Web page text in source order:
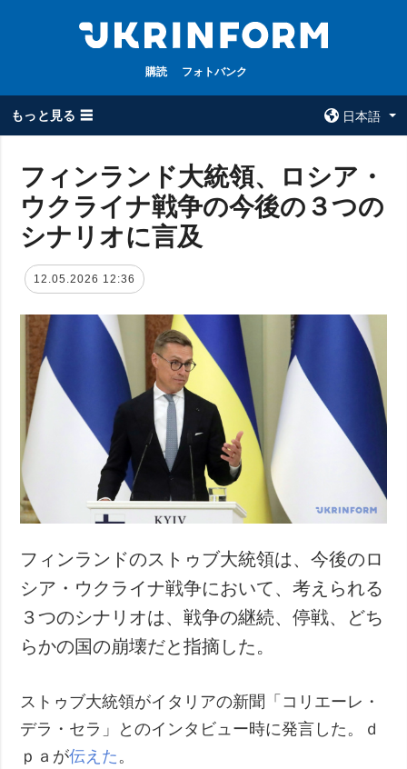
購読 フォトバンク
もっと見る ☰
日本語
全てのトピック
戦争
政治
経済・復興
社会・文化
スポーツ
事故・緊急事態
ウクルインフォ
ルム
特集
インタビュー
写真
動画
サービス
購読
フォトバンク
フィンランド大統領、ロシア・
ウクライナ戦争の今後の３つの
シナリオに言及
12.05.2026 12:36
フィンランドのストゥブ大統領は、今後のロ
シア・ウクライナ戦争において、考えられる
３つのシナリオは、戦争の継続、停戦、どち
らかの国の崩壊だと指摘した。
ストゥブ大統領がイタリアの新聞「コリエーレ・
デラ・セラ」とのインタビュー時に発言した。ｄ
ｐａが伝えた 。